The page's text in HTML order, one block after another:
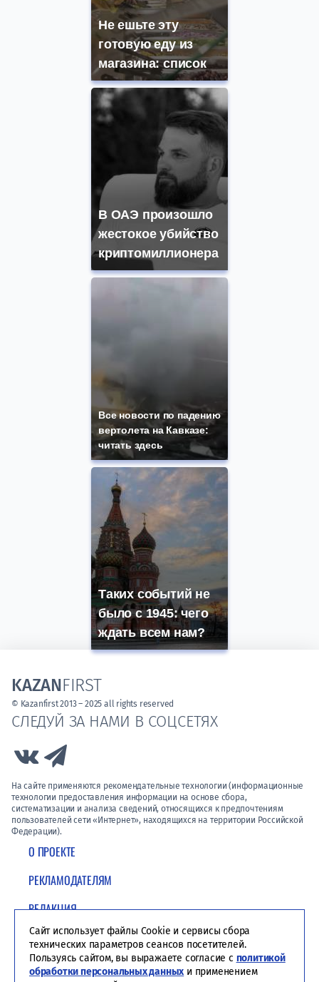
Не ешьте эту
готовую еду из
магазина: список
В ОАЭ произошло
жестокое убийство
криптомиллионера
Все новости по падению
вертолета на Кавказе:
читать здесь
Таких событий не
было с 1945: чего
ждать всем нам?
О ПРОЕКТЕ
РЕКЛАМОДАТЕЛЯМ
РЕДАКЦИЯ
ПОЛИТИКА КОНФИДЕНЦИАЛЬНОСТИ
СЛЕДУЙ ЗА НАМИ В СОЦСЕТЯХ
Link to Vk
На сайте применяются рекомендательные технологии (информационные
технологии предоставления информации на основе сбора,
систематизации и анализа сведений, относящихся к предпочтениям
пользователей сети «Интернет», находящихся на территории Российской
Федерации).
KAZANFIRST
© Kazanfirst 2013 – 2025 all rights reserved
Сайт использует файлы Cookie и сервисы сбора
технических параметров сеансов посетителей.
Пользуясь сайтом, вы выражаете согласие с политикой
обработки персональных данных и применением